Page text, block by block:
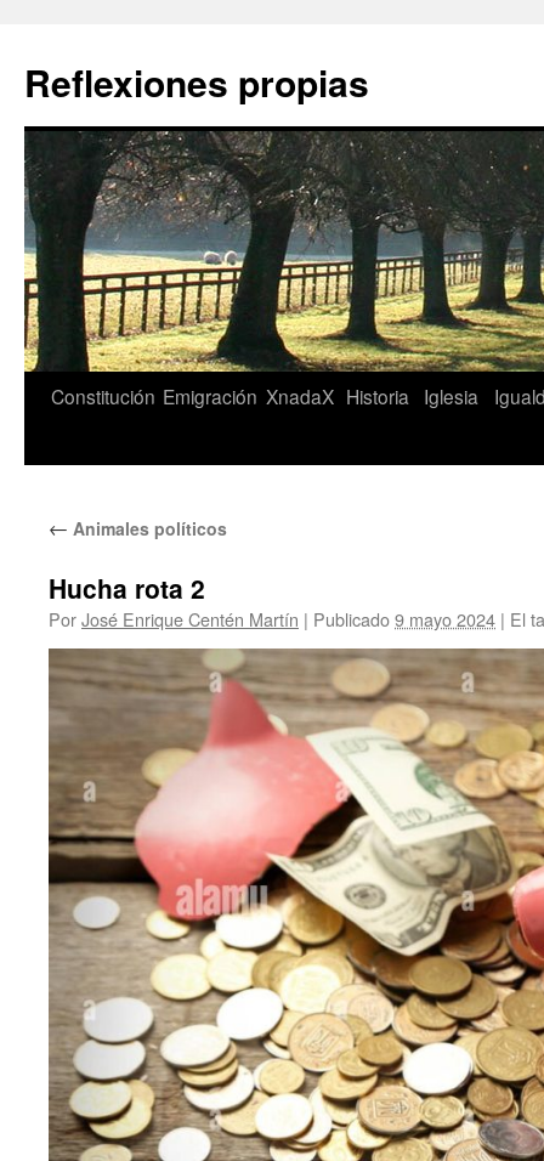
contenido
Reflexiones propias
Constitución Emigración XnadaX Historia Iglesia
← Animales políticos
Hucha rota 2
PorJosé Enrique Centén Martín | Publicado9 mayo 2024 | El